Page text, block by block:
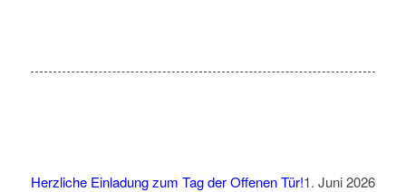
Herzliche Einladung zum Tag der Offenen Tür!1. Juni 2026